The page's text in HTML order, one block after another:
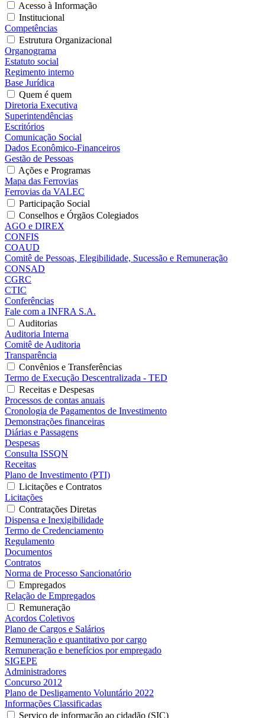
Acesso à Informação
Institucional
Competências
Estrutura Organizacional
Organograma
Estatuto social
Regimento interno
Base Jurídica
Quem é quem
Diretoria Executiva
Superintendências
Escritórios
Comunicação Social
Dados Econômico-Financeiros
Gestão de Pessoas
Ações e Programas
Mapa das Ferrovias
Ferrovias da VALEC
Participação Social
Conselhos e Órgãos Colegiados
AGO e DIREX
CONFIS
COAUD
Comitê de Pessoas, Elegibilidade, Sucessão e Remuneração
CONSAD
CGRC
CTIC
Conferências
Fale com a INFRA S.A.
Auditorias
Auditoria Interna
Comitê de Auditoria
Transparência
Convênios e Transferências
Termo de Execução Descentralizada - TED
Receitas e Despesas
Processos de contas anuais
Cronologia de Pagamentos de Investimento
Demonstrações financeiras
Diárias e Passagens
Despesas
Consulta ISSQN
Receitas
Plano de Investimento (PTI)
Licitações e Contratos
Licitações
Contratações Diretas
Dispensa e Inexigibilidade
Termo de Credenciamento
Regulamento
Documentos
Contratos
Norma de Processo Sancionatório
Empregados
Relação de Empregados
Remuneração
Acordos Coletivos
Plano de Cargos e Salários
Remuneração e quantitativo por cargo
Remuneração e benefícios por empregado
SIGEPE
Administradores
Concurso 2012
Plano de Desligamento Voluntário 2022
Informações Classificadas
Serviço de informação ao cidadão (SIC)